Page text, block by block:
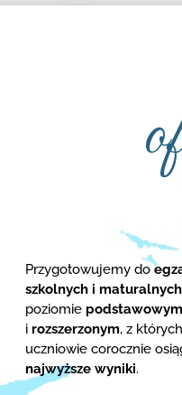
Przygotowujemy do
szkolnych i maturalnych
poziomie podstawowym
i rozszerzonym, z
uczniowie corocznie
najwyższe wyniki.